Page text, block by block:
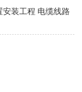
安装工程 电缆线路